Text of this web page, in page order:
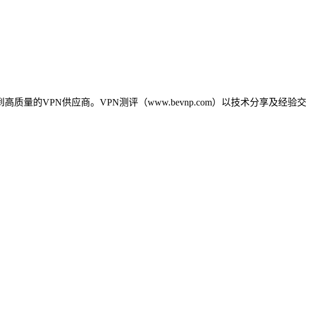
质量的VPN供应商。VPN测评（www.bevnp.com）以技术分享及经验交